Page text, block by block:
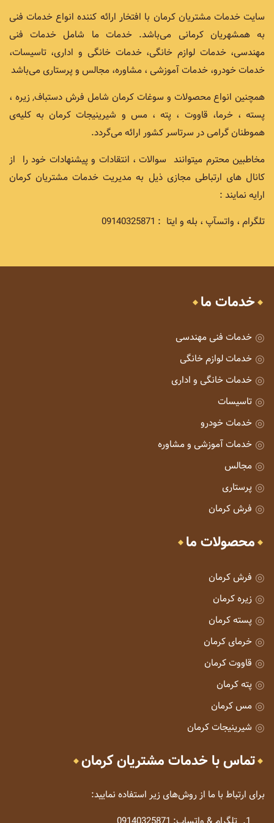
سایت خدمات مشتریان کرمان با افتخار ارائه کننده انواع خدمات فنی
به همشهریان کرمانی می‌باشد. خدمات ما شامل خدمات فنی
مهندسی، خدمات لوازم خانگی، خدمات خانگی و اداری، تاسیسات،
خدمات خودرو، خدمات آموزشی ، مشاوره، مجالس و پرستاری می‌باشد
همچنین انواع محصولات و سوغات کرمان شامل فرش دستباف, زیره ،
پسته ، خرما، قاووت ، پته ، مس و شیرینیجات کرمان به کلیه‌ی
هموطنان گرامی در سرتاسر کشور ارائه می‌گردد.
مخاطبین محترم میتوانند سوالات ، انتقادات و پیشنهادات خود را از
کانال های ارتباطی مجازی ذیل به مدیریت خدمات مشتریان کرمان
ارایه نمایند :
تلگرام ، واتسآپ ، بله و ایتا : 09140325871
خدمات ما
خدمات فنی مهندسی
خدمات لوازم خانگی
خدمات خانگی و اداری
تاسیسات
خدمات خودرو
خدمات آموزشی و مشاوره
مجالس
پرستاری
فرش کرمان
محصولات ما
فرش کرمان
زیره کرمان
پسته کرمان
خرمای کرمان
قاووت کرمان
پته کرمان
مس کرمان
شیرینیجات کرمان
تماس با خدمات مشتریان کرمان
برای ارتباط با ما از روش‌های زیر استفاده نمایید: